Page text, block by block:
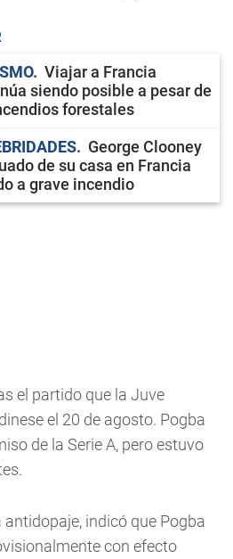
Viajar a Francia
siendo posible a pesar de
forestales
George Clooney
de su casa en Francia
a grave incendio
el partido que la Juve
el 20 de agosto. Pogba
de la Serie A, pero estuvo
indicó que Pogba
con efecto